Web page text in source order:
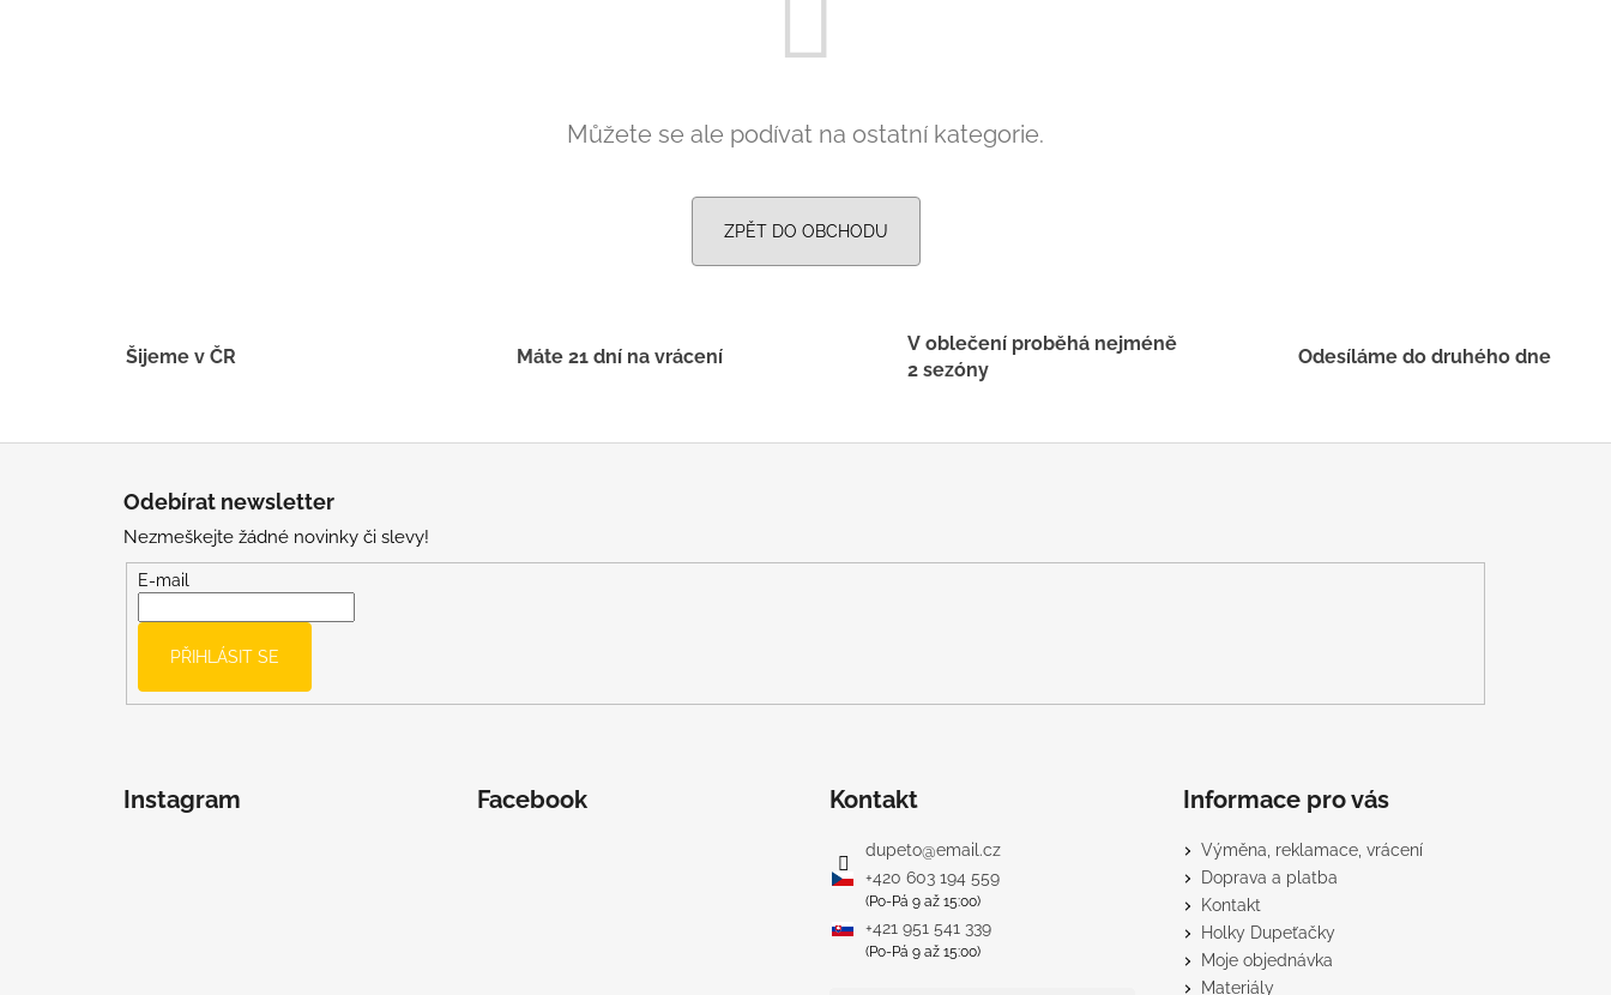
Můžete se ale podívat na ostatní kategorie.
ZPĚT DO OBCHODU
Šijeme v ČR Máte 21 dní na vrácení
V oblečení proběhá nejméně
2 sezóny
Odesíláme do druhého dne
Odebírat newsletter
Nezmeškejte žádné novinky či slevy!
E-mail
PŘIHLÁSIT SE
Instagram Facebook Kontakt
dupeto@email.cz
+420 603 194 559
(Po-Pá 9 až 15:00)
+421 951 541 339
(Po-Pá 9 až 15:00)
Informace pro vás
Výměna, reklamace, vrácení
Doprava a platba
Kontakt
Holky Dupeťačky
Moje objednávka
Materiály